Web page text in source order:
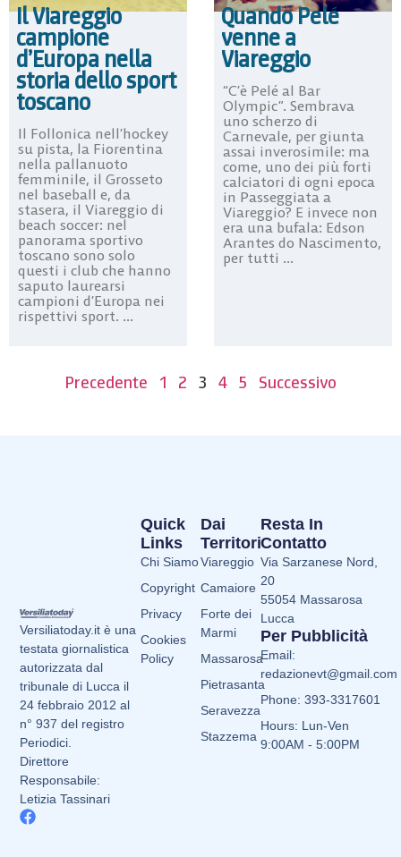
Il Viareggio
campione
d’Europa nella
storia dello sport
toscano
Il Follonica nell’hockey
su pista, la Fiorentina
nella pallanuoto
femminile, il Grosseto
nel baseball e, da
stasera, il Viareggio di
beach soccer: nel
panorama sportivo
toscano sono solo
questi i club che hanno
saputo laurearsi
campioni d’Europa nei
rispettivi sport. ...
Quando Pelé
venne a
Viareggio
“C’è Pelé al Bar
Olympic”. Sembrava
uno scherzo di
Carnevale, per giunta
assai inverosimile: ma
come, uno dei più forti
calciatori di ogni epoca
in Passeggiata a
Viareggio? E invece non
era una bufala: Edson
Arantes do Nascimento,
per tutti ...
Precedente 1 2 3 4 5 Successivo
Versiliatoday.it è una
testata giornalistica
autorizzata dal
tribunale di Lucca il
24 febbraio 2012 al
n° 937 del registro
Periodici.
Direttore
Responsabile:
Letizia Tassinari
Dai
Territori
Viareggio
Camaiore
Forte dei
Marmi
Massarosa
Pietrasanta
Seravezza
Stazzema
Quick
Links
Chi Siamo
Copyright
Privacy
Cookies
Policy
Resta In
Contatto
Via Sarzanese Nord,
20
55054 Massarosa
Lucca
Per Pubblicità
Email:
redazionevt@gmail.com
Phone: 393-3317601
Hours: Lun-Ven
9:00AM - 5:00PM